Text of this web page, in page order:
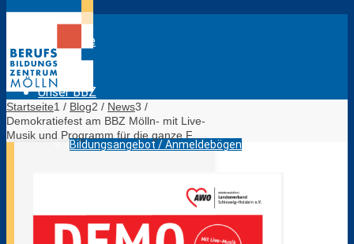
Startseite
Unser BBZ
Bildungsangebot / Anmeldebögen
Startseite1 / Blog2 / News3 /
Demokratiefest am BBZ Mölln- mit Live-
Musik und Programm für die ganze F...